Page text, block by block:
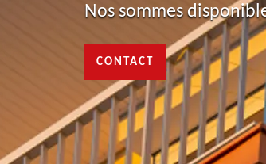
Nos sommes
CONTACT